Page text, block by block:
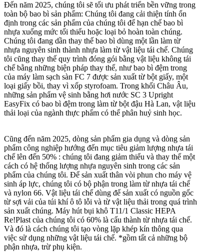
Đến năm 2025, chúng tôi sẽ tối ưu phát triển bền vững trong
toàn bộ bao bì sản phẩm: Chúng tôi đang cải thiện tính ổn
định trong các sản phẩm của chúng tôi để hạn chế bao bì
nhựa xuống mức tối thiểu hoặc loại bỏ hoàn toàn chúng.
Chúng tôi đang dần thay thế bao bì dùng một lần làm từ
nhựa nguyên sinh thành nhựa làm từ vật liệu tái chế. Chúng
tôi cũng thay thế quy trình đóng gói bằng vật liệu không tái
chế bằng những biện pháp thay thế, như bao bì đệm trong
của máy làm sạch sàn FC 7 được sản xuất từ bột giấy, một
loại giấy bồi, thay vì xốp styrofoam. Trong khối Châu Âu,
những sản phẩm vệ sinh bằng hơi nước SC 3 Upright
EasyFix có bao bì đệm trong làm từ bột đậu Hà Lan, vật liệu
thải loại của ngành thực phẩm có thể phân huỷ sinh học.
Cũng đến năm 2025, dòng sản phẩm gia dụng và dòng sản
phẩm công nghiệp hướng đến mục tiêu giảm lượng nhựa tái
chế lên đến 50% : chúng tôi đang giảm thiểu và thay thế một
cách có hệ thống lượng nhựa nguyên sinh trong các sản
phẩm của chúng tôi. Để sản xuất thân vòi phun cho máy vệ
sinh áp lực, chúng tôi có bộ phận trong làm từ nhựa tái chế
và nylon 66. Vật liệu tái chế dùng để sản xuất có nguồn gốc
từ sợi vải của túi khí ô tô lỗi và từ vật liệu thải trong quá trình
sản xuất chúng. Máy hút bụi khô T11/1 Classic HEPA
Re!Plast của chúng tôi có 60% là cấu thành từ nhựa tái chế.
Và đó là cách chúng tôi tạo vòng lặp khép kín thông qua
việc sử dụng những vật liệu tái chế. *gồm tất cả những bộ
phận nhựa, trừ phụ kiện.